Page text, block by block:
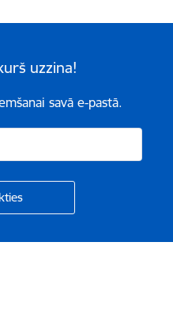
uzzina!
savā e-pastā.